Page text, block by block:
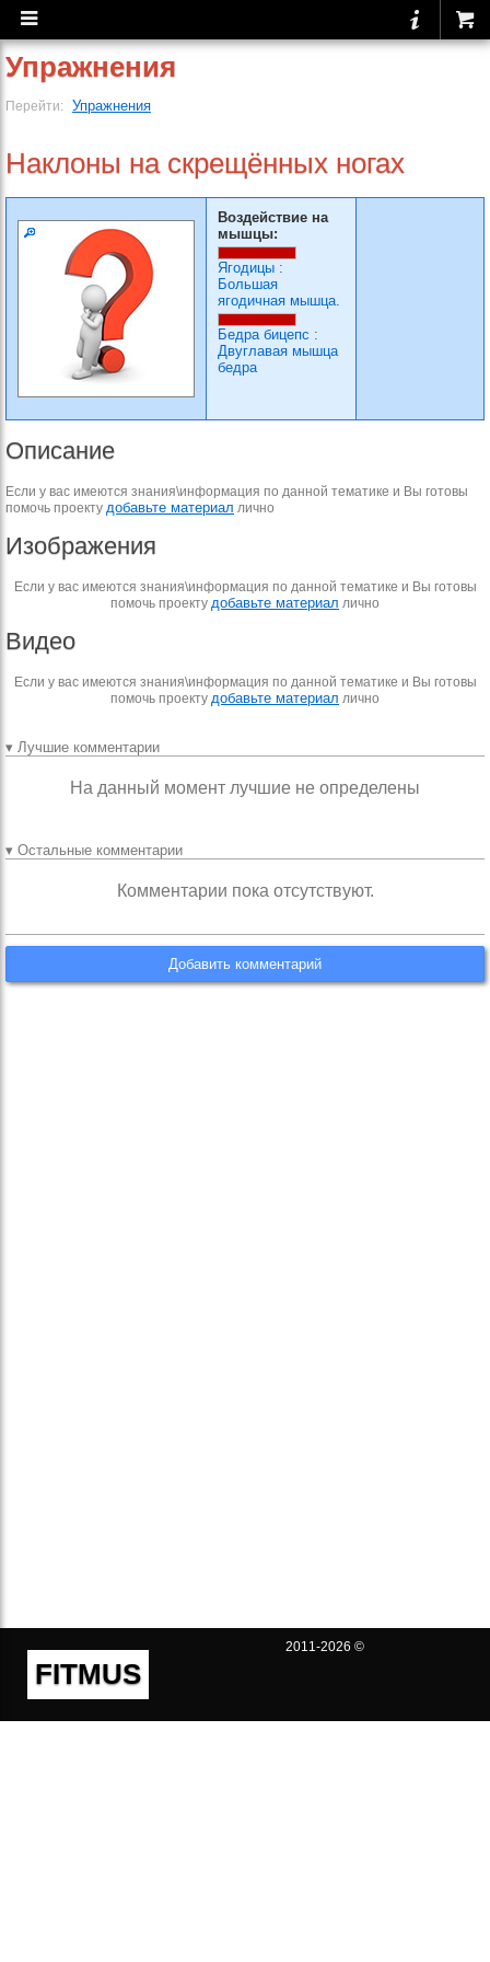
Упражнения
Перейти: Упражнения
Наклоны на скрещённых ногах
Воздействие на
мышцы:
Ягодицы :
Большая
ягодичная мышца.
Бедра бицепс :
Двуглавая мышца
бедра
Описание
Если у вас имеются знания\информация по данной тематике и Вы готовы
помочь проекту добавьте материал лично
Изображения
Если у вас имеются знания\информация по данной тематике и Вы готовы
помочь проекту добавьте материал лично
Видео
Если у вас имеются знания\информация по данной тематике и Вы готовы
помочь проекту добавьте материал лично
▾ Лучшие комментарии
На данный момент лучшие не определены
▾ Остальные комментарии
Комментарии пока отсутствуют.
Добавить комментарий
FITMUS
2011-2026 ©